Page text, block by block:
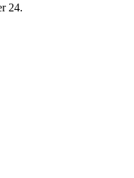
24.